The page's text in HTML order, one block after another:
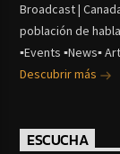
Broadcast |
población de
▪Events ▪News▪
Descubrir más
ESCUCHA